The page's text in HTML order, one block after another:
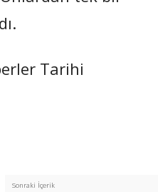
Tarihi
Sonraki İçerik